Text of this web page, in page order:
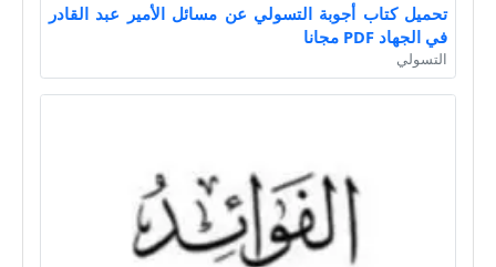
تحميل كتاب أجوبة التسولي عن مسائل الأمير عبد القادر
في الجهاد PDF مجانا
التسولي